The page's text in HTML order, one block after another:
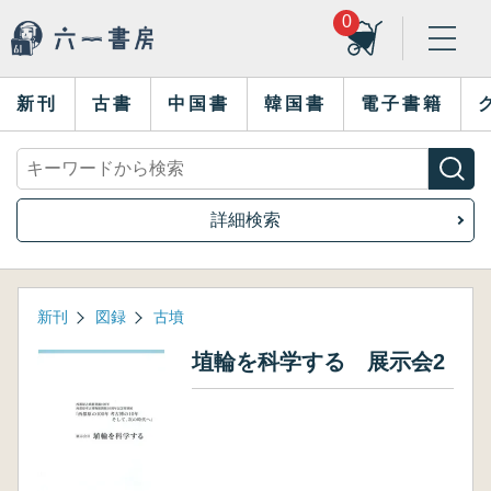
0
新刊 古書 中国書 韓国書 電子書籍
詳細検索
新刊 図録 古墳
埴輪を科学する 展示会2